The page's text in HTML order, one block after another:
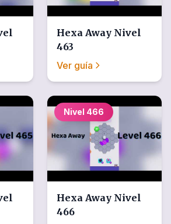
Hexa Away Nivel
463
Ver guía
Nivel 466
Hexa Away Nivel
466